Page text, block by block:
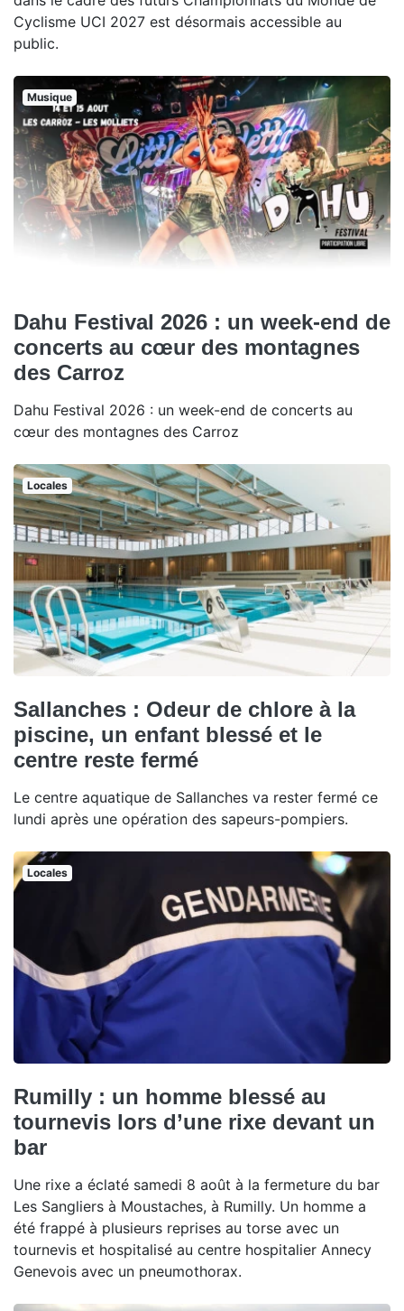
Cyclisme UCI 2027 est désormais accessible au
public.
Musique
Dahu Festival 2026 : un week-end de
concerts au cœur des montagnes
des Carroz
Dahu Festival 2026 : un week-end de concerts au
cœur des montagnes des Carroz
Locales
Sallanches : Odeur de chlore à la
piscine, un enfant blessé et le
centre reste fermé
Le centre aquatique de Sallanches va rester fermé ce
lundi après une opération des sapeurs-pompiers.
Locales
Rumilly : un homme blessé au
tournevis lors d’une rixe devant un
bar
Une rixe a éclaté samedi 8 août à la fermeture du bar
Les Sangliers à Moustaches, à Rumilly. Un homme a
été frappé à plusieurs reprises au torse avec un
tournevis et hospitalisé au centre hospitalier Annecy
Genevois avec un pneumothorax.